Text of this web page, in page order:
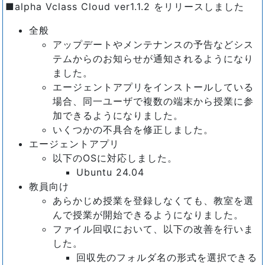
■alpha Vclass Cloud ver1.1.2 をリリースしました
全般
アップデートやメンテナンスの予告などシス
テムからのお知らせが通知されるようになり
ました。
エージェントアプリをインストールしている
場合、同一ユーザで複数の端末から授業に参
加できるようになりました。
いくつかの不具合を修正しました。
エージェントアプリ
以下のOSに対応しました。
Ubuntu 24.04
教員向け
あらかじめ授業を登録しなくても、教室を選
んで授業が開始できるようになりました。
ファイル回収において、以下の改善を行いま
した。
回収先のフォルダ名の形式を選択できる